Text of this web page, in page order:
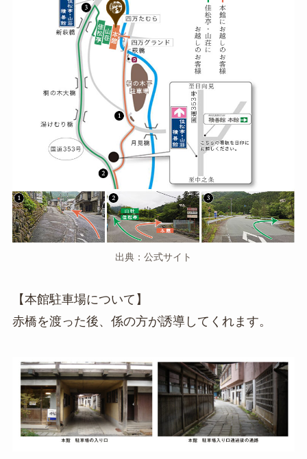
出典：公式サイト
【本館駐車場について】
赤橋を渡った後、係の方が誘導してくれます。